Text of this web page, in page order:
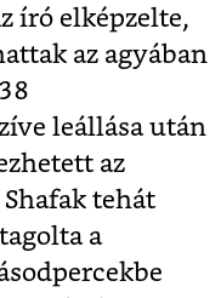
író elképzelte,
az agyában
leállása után
az
tehát
a